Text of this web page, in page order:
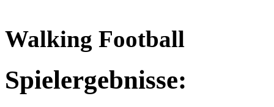
Walking Football
Spielergebnisse: